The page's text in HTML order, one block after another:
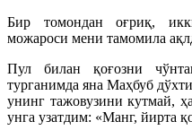
Бир томондан оғриқ,
можароси мени тамомила
Пул билан қоғозни
турганимда яна Маҳбуб
унинг тажовузини кутмай,
унга узатдим: «Манг, йирта